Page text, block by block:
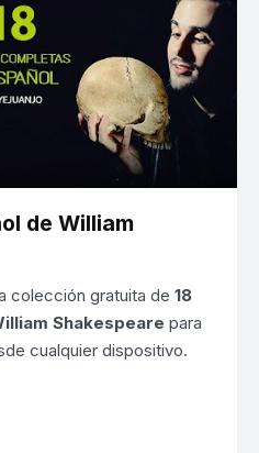
de William
colección gratuita de 18
Shakespeare para
cualquier dispositivo.